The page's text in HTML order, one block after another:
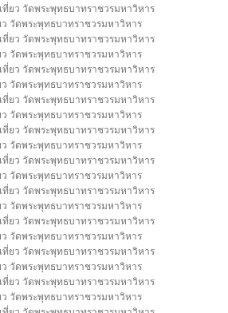
ว วัดพระพุทธบาทราชวรมหาวิหาร
ว วัดพระพุทธบาทราชวรมหาวิหาร
ว วัดพระพุทธบาทราชวรมหาวิหาร
ว วัดพระพุทธบาทราชวรมหาวิหาร
ว วัดพระพุทธบาทราชวรมหาวิหาร
ว วัดพระพุทธบาทราชวรมหาวิหาร
ว วัดพระพุทธบาทราชวรมหาวิหาร
ว วัดพระพุทธบาทราชวรมหาวิหาร
ว วัดพระพุทธบาทราชวรมหาวิหาร
ว วัดพระพุทธบาทราชวรมหาวิหาร